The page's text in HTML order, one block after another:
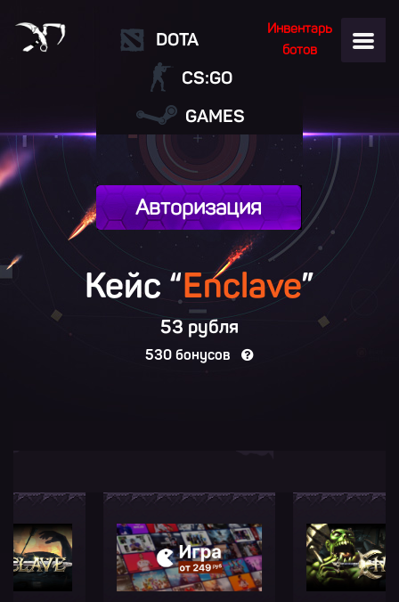
Инвентарь
ботов
DOTA
CS:GO
GAMES
Авторизация
Кейс “Enclave”
53 рубля
530 бонусов